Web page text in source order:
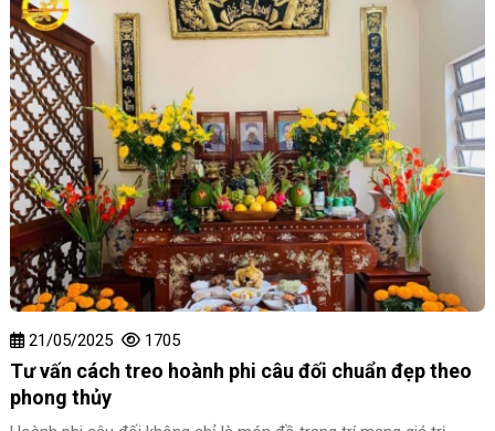
thuật giá trị, thể hiện sự tinh xảo trong chế tác thủ công truyền
thống. Cùng Đồng Truyền Thống khám phá 20+ mẫu tượng Tam
Thế Phật bằng đồng đẹp nhất năm 2025 và những thông tin hữu
ích xoay quanh dòng tượng này.
21/05/2025 1705
Tư vấn cách treo hoành phi câu đối chuẩn đẹp theo
phong thủy